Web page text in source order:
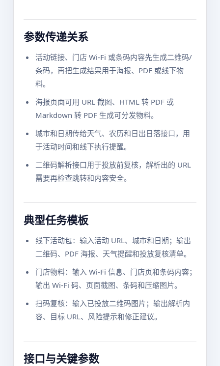
参数传递关系
活动链接、门店 Wi-Fi 或条码内容先生成二维码/
条码，再把生成结果用于海报、PDF 或线下物
料。
海报页面可用 URL 截图、HTML 转 PDF 或
Markdown 转 PDF 生成可分发物料。
城市和日期传给天气、农历和日出日落接口，用
于活动时间和线下执行提醒。
二维码解析接口用于投放前复核，解析出的 URL
需要再检查跳转和内容安全。
典型任务模板
线下活动包：输入活动 URL、城市和日期；输出
二维码、PDF 海报、天气提醒和投放复核清单。
门店物料：输入 Wi-Fi 信息、门店页和条码内容；
输出 Wi-Fi 码、页面截图、条码和压缩图片。
扫码复核：输入已投放二维码图片；输出解析内
容、目标 URL、风险提示和修正建议。
接口与关键参数